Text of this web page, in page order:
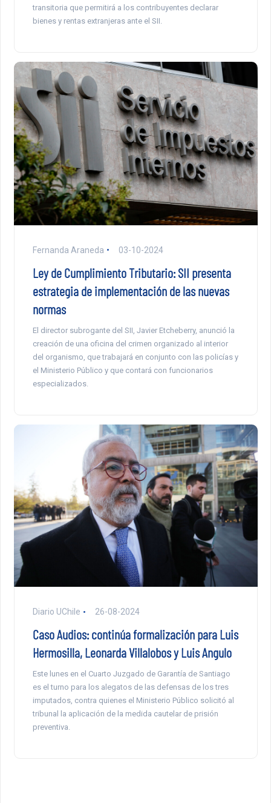
transitoria que permitirá a los contribuyentes declarar
bienes y rentas extranjeras ante el SII.
Fernanda Araneda 03-10-2024
Ley de Cumplimiento Tributario: SII presenta
estrategia de implementación de las nuevas
normas
El director subrogante del SII, Javier Etcheberry, anunció la
creación de una oficina del crimen organizado al interior
del organismo, que trabajará en conjunto con las policías y
el Ministerio Público y que contará con funcionarios
especializados.
Diario UChile 26-08-2024
Caso Audios: continúa formalización para Luis
Hermosilla, Leonarda Villalobos y Luis Angulo
Este lunes en el Cuarto Juzgado de Garantía de Santiago
es el turno para los alegatos de las defensas de los tres
imputados, contra quienes el Ministerio Público solicitó al
tribunal la aplicación de la medida cautelar de prisión
preventiva.